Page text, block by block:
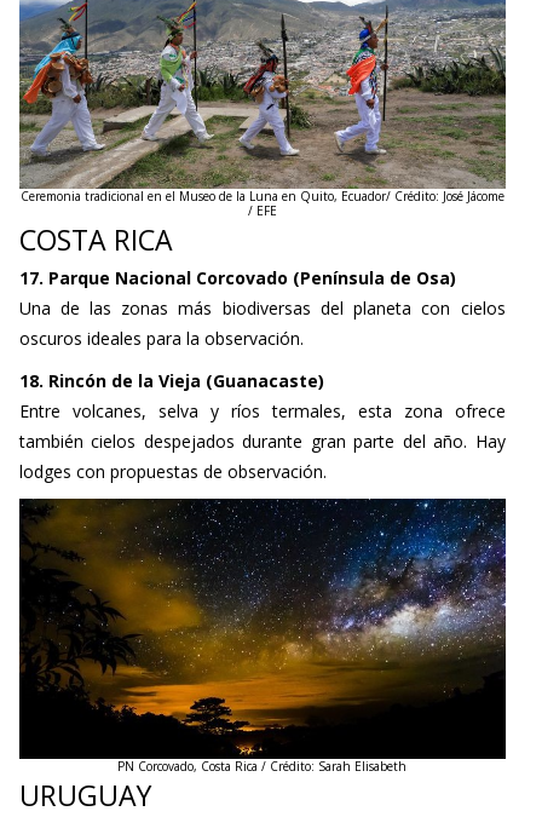
Ceremonia tradicional en el Museo de la Luna en Quito, Ecuador/ Crédito: José Jácome
/ EFE
COSTA RICA
17. Parque Nacional Corcovado (Península de Osa)
Una de las zonas más biodiversas del planeta con cielos
oscuros ideales para la observación.
18. Rincón de la Vieja (Guanacaste)
Entre volcanes, selva y ríos termales, esta zona ofrece
también cielos despejados durante gran parte del año. Hay
lodges con propuestas de observación.
PN Corcovado, Costa Rica / Crédito: Sarah Elisabeth
URUGUAY